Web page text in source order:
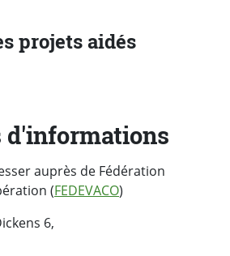
projets aidés
d'informations
auprès de Fédération
(FEDEVACO)
6,